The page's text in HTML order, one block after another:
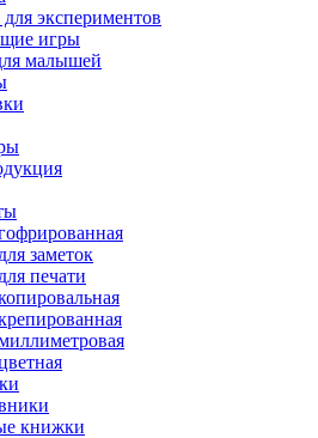
экспериментов
игры
малышей
заметок
печати
книжки